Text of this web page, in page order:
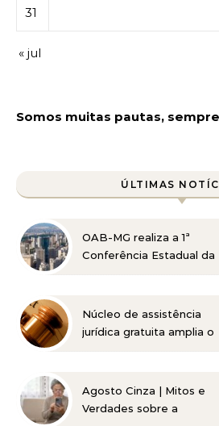
31
« jul
Somos muitas pautas,
ÚLTIMAS
OAB-MG realiza a 1ª
Conferência Estadual da
referência nacional
Núcleo de assistência
jurídica gratuita amplia o
Agosto Cinza | Mitos e
Verdades sobre a